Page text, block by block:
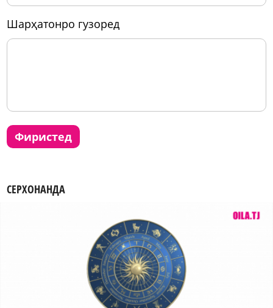
шарҳатонро гузоред
фиристед
СЕРХОНАНДА